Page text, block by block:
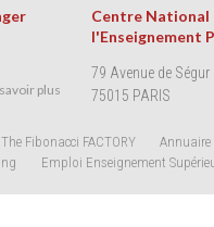
plus
Centre National
l'Enseignement
79 Avenue de Ségur
75015 PARIS
Fibonacci FACTORY
Annuaire
Emploi Enseignement